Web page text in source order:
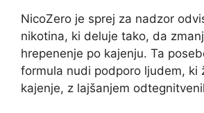
NicoZero je sprej za nadzor
nikotina, ki deluje tako, da
hrepenenje po kajenju. Ta
formula nudi podporo ljudem, ki
kajenje, z lajšanjem